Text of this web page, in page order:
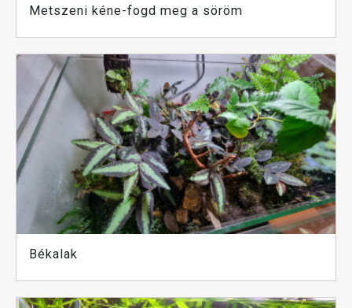
Metszeni kéne-fogd meg a söröm
Békalak